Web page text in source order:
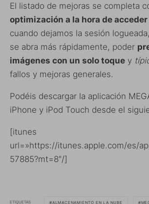
El listado de mejoras se completa
optimización a la hora de acceder
cuando dejamos la sesión
se abra más rápidamente, poder
imágenes con un solo toque y
fallos y mejoras generales.
Podéis descargar la aplicación
iPhone y iPod Touch desde el
[itunes
url=»https://itunes.apple.com/es/
57885?mt=8″/]
ETIQUETAS ALMACENAMIENTO EN LA NUBE